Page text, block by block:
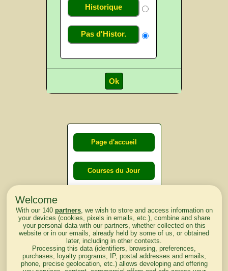
Historique
Pas d'Histor.
Page d'accueil
Courses du Jour
lendemain
Courses
d'aujourd'hui
Welcome
With our 140 partners, we wish to store and access information on
your devices (cookies, pixels in emails, etc.), combine and share
your personal data with our partners, whether collected on this
website or in our emails, already held by some of us, or obtained
later, including in other contexts.
Processing this data (identifiers, browsing, preferences,
purchases, loyalty programs, IP, postal addresses and emails,
phone, precise geolocation, etc.) allows developing and offering